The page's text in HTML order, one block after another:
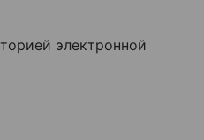
электронной